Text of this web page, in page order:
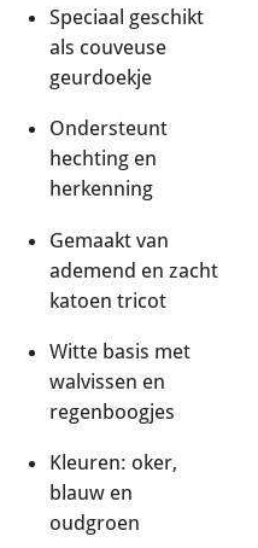
Speciaal geschikt
als couveuse
geurdoekje
Ondersteunt
hechting en
herkenning
Gemaakt van
ademend en zacht
katoen tricot
Witte basis met
walvissen en
regenboogjes
Kleuren: oker,
blauw en
oudgroen